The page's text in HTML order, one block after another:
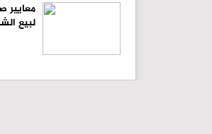
معايير
لبيع